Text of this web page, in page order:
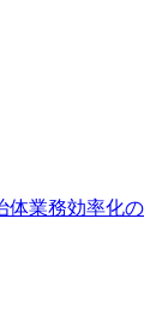
体業務効率化の